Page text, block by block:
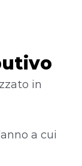
in
a cui